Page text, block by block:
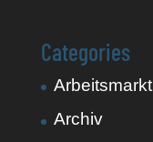
Categories
Arbeitsmarkt
Archiv